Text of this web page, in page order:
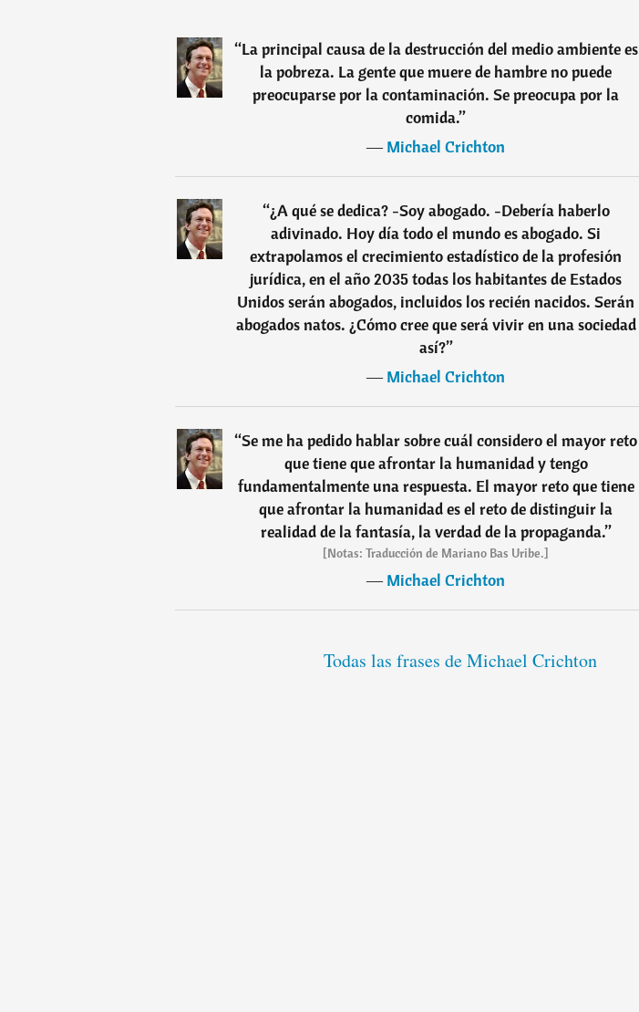
“La principal causa de la destrucción del medio ambiente es
la pobreza. La gente que muere de hambre no puede
preocuparse por la contaminación. Se preocupa por la
comida.”
―Michael Crichton
“¿A qué se dedica? -Soy abogado. -Debería haberlo
adivinado. Hoy día todo el mundo es abogado. Si
extrapolamos el crecimiento estadístico de la profesión
jurídica, en el año 2035 todas los habitantes de Estados
Unidos serán abogados, incluidos los recién nacidos. Serán
abogados natos. ¿Cómo cree que será vivir en una sociedad
así?”
―Michael Crichton
“Se me ha pedido hablar sobre cuál considero el mayor reto
que tiene que afrontar la humanidad y tengo
fundamentalmente una respuesta. El mayor reto que tiene
que afrontar la humanidad es el reto de distinguir la
realidad de la fantasía, la verdad de la propaganda.”
[Notas: Traducción de Mariano Bas Uribe.]
―Michael Crichton
Todas las frases de Michael Crichton